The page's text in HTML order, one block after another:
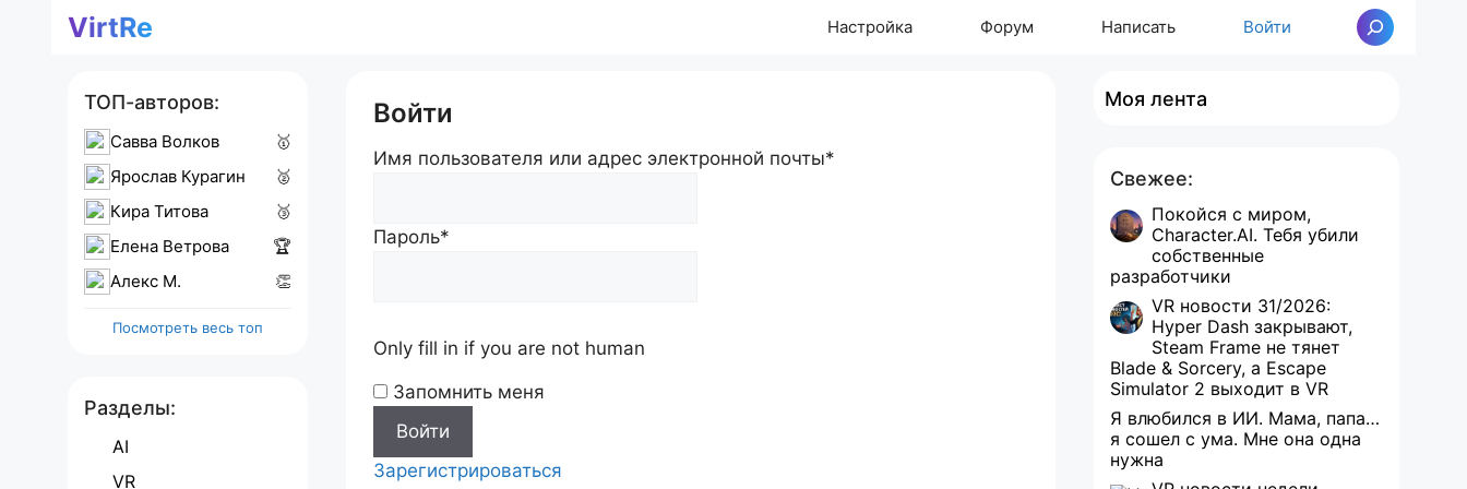
ПерейтиVirtRe Настройка Форум Написать Войти Поиск
Войти
Имя пользователя или адрес электронной почты*
Пароль*
Only fill in if you are not human
Запомнить меня
Зарегистрироваться
ТОП-авторов:
Савва Волков
🥇
Ярослав Курагин
🥈
Кира Титова
🥉
Елена Ветрова
🏆
Алекс M.
👏
Посмотреть весь топ
Разделы:
AI
VR
Моя лента
Свежее:
Покойся с миром,
Character.AI. Тебя убили
собственные
разработчики
VR новости 31/2026:
Hyper Dash закрывают,
Steam Frame не тянет
Blade & Sorcery, а Escape
Simulator 2 выходит в VR
Я влюбился в ИИ. Мама, папа…
я сошел с ума. Мне она одна
нужна